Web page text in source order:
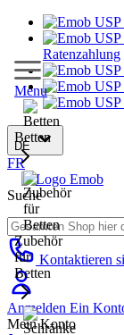
Ratenzahlung
DE
FR
Suche
Kontaktieren
Anmelden Ein
Mein Konto
Menu
Betten
Zubehör
für
Betten